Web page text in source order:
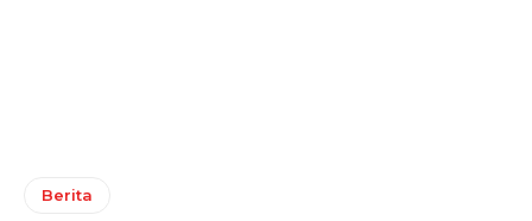
Berita